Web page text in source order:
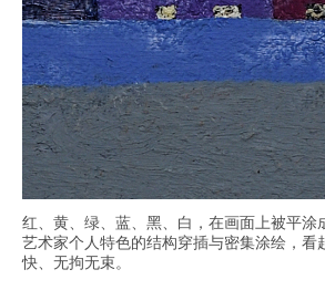
红、黄、绿、蓝、黑、白，在画面上被平涂
艺术家个人特色的结构穿插与密集涂绘，看
快、无拘无束。